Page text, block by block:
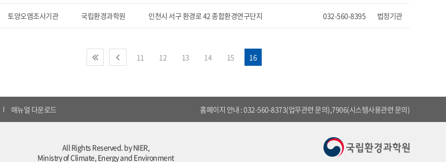
토양오염조사기관 국립환경과학원 인천시 서구 환경로 42 종합환경연구단지 032-560-8395 법정기관
처음 이전 11 12 13 14 15 16
매뉴얼 다운로드 홈페이지 안내 : 032-560-8373(업무관련 문의),7906(시스템사용관련 문의)
All Rights Reserved. by NIER,
Ministry of Climate, Energy and Environment